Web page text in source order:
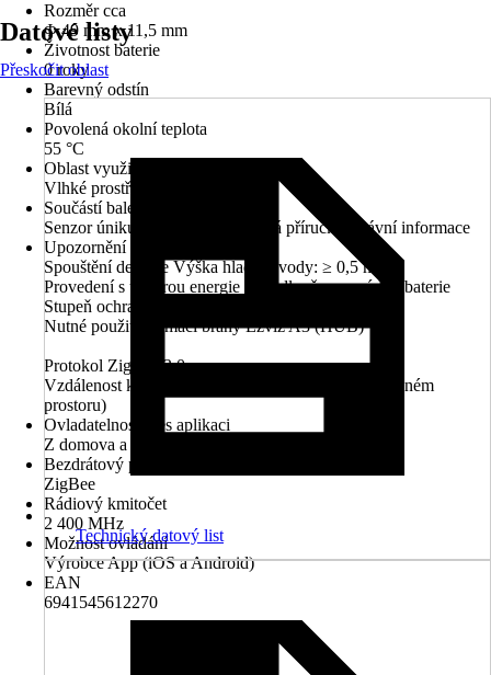
Rozměr cca
Φ 49 mm x 11,5 mm
Životnost baterie
0 roky
Barevný odstín
Bílá
Povolená okolní teplota
55 °C
Oblast využití
Vlhké prostředí, Interiér
Součástí balení
Senzor úniku vody T10C, Stručná příručka, Právní informace
Upozornění
Spouštění detekce Výška hladiny vody: ≥ 0,5 mm
Provedení s úsporou energie a prodlouženou výdrží baterie
Stupeň ochrany krytí: IP67
Nutné použití Domácí brány Ezviz A3 (HUB)
Protokol ZigBee 3.0
Vzdálenost komunikace <200 m (testováno v otevřeném
prostoru)
Ovladatelnost přes aplikaci
Z domova a mimo domov
Bezdrátový protokol
ZigBee
Rádiový kmitočet
2 400 MHz
Možnost ovládání
Výrobce App (iOS a Android)
EAN
6941545612270
Datové listy
Přeskočit oblast
Technický datový list